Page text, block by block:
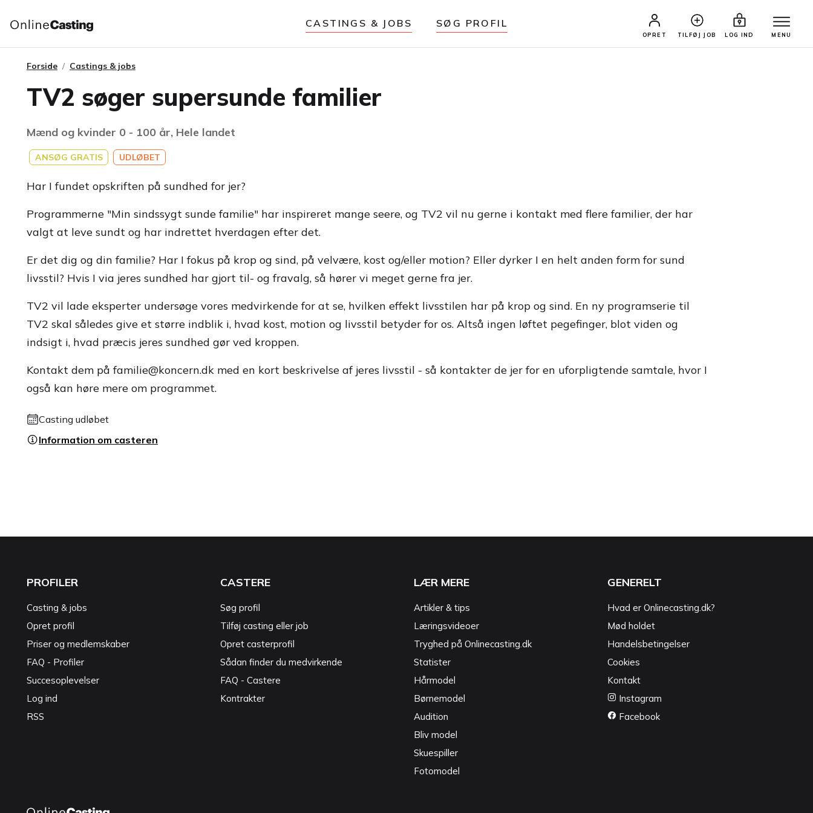
CASTINGS & JOBS SØG PROFIL
OPRET TILFØJ JOB LOG IND MENU
Forside Castings & jobs
TV2 søger supersunde familier
Mænd og kvinder 0 - 100 år, Hele landet
ANSØG GRATIS UDLØBET
Har I fundet opskriften på sundhed for jer?
Programmerne "Min sindssygt sunde familie" har inspireret mange seere, og TV2 vil nu gerne i kontakt med flere familier, der har
valgt at leve sundt og har indrettet hverdagen efter det.
Er det dig og din familie? Har I fokus på krop og sind, på velvære, kost og/eller motion? Eller dyrker I en helt anden form for sund
livsstil? Hvis I via jeres sundhed har gjort til- og fravalg, så hører vi meget gerne fra jer.
TV2 vil lade eksperter undersøge vores medvirkende for at se, hvilken effekt livsstilen har på krop og sind. En ny programserie til
TV2 skal således give et større indblik i, hvad kost, motion og livsstil betyder for os. Altså ingen løftet pegefinger, blot viden og
indsigt i, hvad præcis jeres sundhed gør ved kroppen.
Kontakt dem på familie@koncern.dk med en kort beskrivelse af jeres livsstil - så kontakter de jer for en uforpligtende samtale, hvor I
også kan høre mere om programmet.
Casting udløbet
Information om casteren
PROFILER
Casting & jobs
Opret profil
Priser og medlemskaber
FAQ - Profiler
Succesoplevelser
Log ind
RSS
CASTERE
Søg profil
Tilføj casting eller job
Opret casterprofil
Sådan finder du medvirkende
FAQ - Castere
Kontrakter
LÆR MERE
Artikler & tips
Læringsvideoer
Tryghed på Onlinecasting.dk
Statister
Hårmodel
Børnemodel
Audition
Bliv model
Skuespiller
Fotomodel
GENERELT
Hvad er Onlinecasting.dk?
Mød holdet
Handelsbetingelser
Cookies
Kontakt
Instagram
Facebook